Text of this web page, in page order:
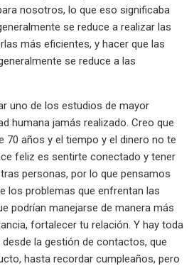
nosotros, lo que eso significaba
se reduce a realizar las
más eficientes, y hacer que las
se reduce a las
uno de los estudios de mayor
humana jamás realizado. Creo que
70 años y el tiempo y el dinero no te
feliz es sentirte conectado y tener
personas, por lo que pensamos
los problemas que enfrentan las
podrían manejarse de manera más
fortalecer tu relación. Y hay toda
la gestión de contactos, que
hasta recordar cumpleaños, pero